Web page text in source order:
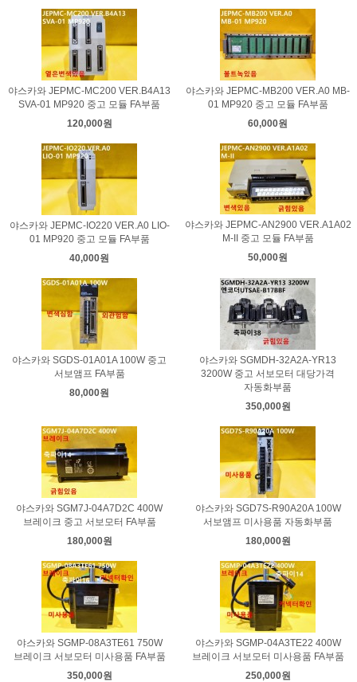
야스카와 JEPMC-MC200 VER.B4A13
SVA-01 MP920 중고 모듈 FA부품
120,000원
야스카와 JEPMC-MB200 VER.A0 MB-
01 MP920 중고 모듈 FA부품
60,000원
야스카와 JEPMC-IO220 VER.A0 LIO-
01 MP920 중고 모듈 FA부품
40,000원
야스카와 JEPMC-AN2900 VER.A1A02
M-II 중고 모듈 FA부품
50,000원
야스카와 SGDS-01A01A 100W 중고
서보앰프 FA부품
80,000원
야스카와 SGMDH-32A2A-YR13
3200W 중고 서보모터 대당가격
자동화부품
350,000원
야스카와 SGM7J-04A7D2C 400W
브레이크 중고 서보모터 FA부품
180,000원
야스카와 SGD7S-R90A20A 100W
서보앰프 미사용품 자동화부품
180,000원
야스카와 SGMP-08A3TE61 750W
브레이크 서보모터 미사용품 FA부품
350,000원
야스카와 SGMP-04A3TE22 400W
브레이크 서보모터 미사용품 FA부품
250,000원